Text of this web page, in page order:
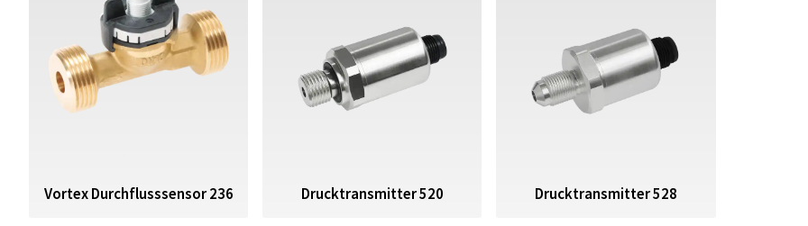
Vortex Durchflusssensor 236 Drucktransmitter 520 Drucktransmitter 528